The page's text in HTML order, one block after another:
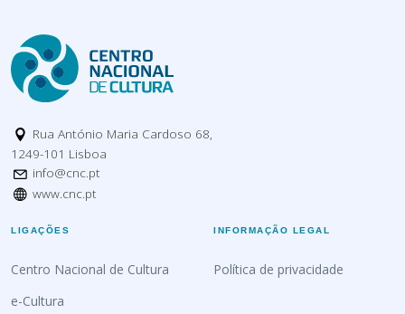
Rua António Maria Cardoso 68,
1249-101 Lisboa
info@cnc.pt
www.cnc.pt
LIGAÇÕES
Centro Nacional de Cultura
e-Cultura
INFORMAÇÃO LEGAL
Política de privacidade